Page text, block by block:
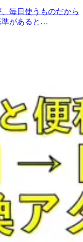
毎日使うものだから
準があると…